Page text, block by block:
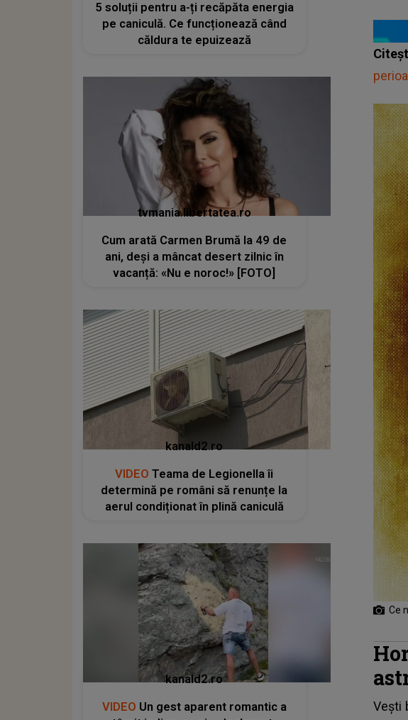
Ce
Vești
5 soluții pentru a-ți recăpăta energia
pe caniculă. Ce funcționează când
căldura te epuizează
tvmania.libertatea.ro
Cum arată Carmen Brumă la 49 de
ani, deși a mâncat desert zilnic în
vacanță: «Nu e noroc!» [FOTO]
kanald2.ro
VIDEO Teama de Legionella îi
determină pe români să renunțe la
aerul condiționat în plină caniculă
kanald2.ro
VIDEO Un gest aparent romantic a